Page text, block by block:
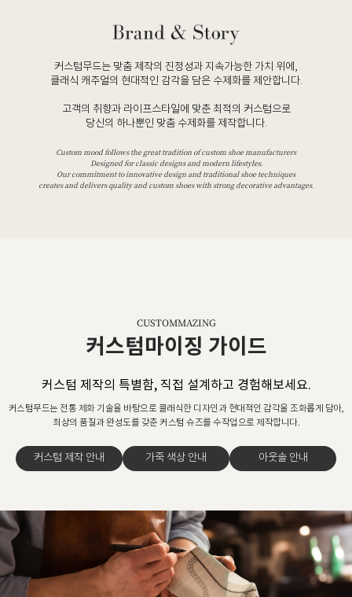
커스텀무드는 맞춤 제작의 진정성과 지속가능한 가치 위에,
클래식 캐주얼의 현대적인 감각을 담은 수제화를 제안합니다.
고객의 취향과 라이프스타일에 맞춘 최적의 커스텀으로
당신의 하나뿐인 맞춤 수제화를 제작합니다.
Custom mood follows the great tradition of custom shoe manufacturers
Designed for classic designs and modern lifestyles.
Our commitment to innovative design and traditional shoe techniques
creates and delivers quality and custom shoes with strong decorative advantages.
CUSTOMMAZING
커스텀마이징 가이드
커스텀 제작의 특별함, 직접 설계하고 경험해보세요.
커스텀무드는 전통 제화 기술을 바탕으로 클래식한 디자인과 현대적인 감각을 조화롭게 담아,
최상의 품질과 완성도를 갖춘 커스텀 슈즈를 수작업으로 제작합니다.
커스텀 제작 안내 가죽 색상 안내 아웃솔 안내